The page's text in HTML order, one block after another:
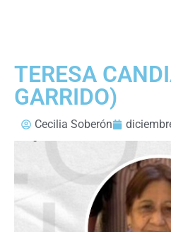
TERESA
GARRIDO)
Cecilia Soberón